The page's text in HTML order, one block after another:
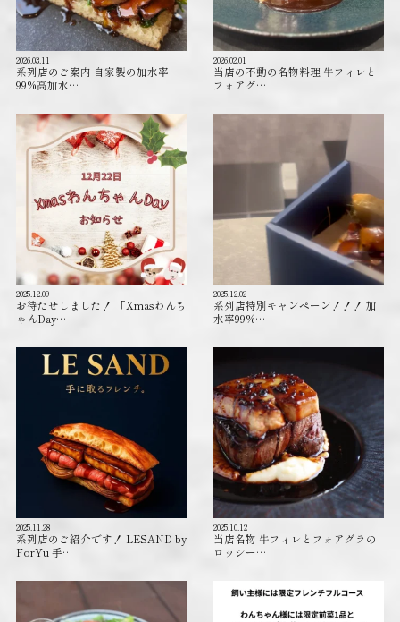
2026.03.11
系列店のご案内 自家製の加水率
99%高加水…
2026.02.01
当店の不動の名物料理 牛フィレと
フォアグ…
2025.12.09
お待たせしました！ 「Xmasわんち
ゃんDay…
2025.12.02
系列店特別キャンペーン！！！ 加
水率99%…
2025.11.28
系列店のご紹介です！ LESAND by
ForYu 手…
2025.10.12
当店名物 牛フィレとフォアグラの
ロッシー…